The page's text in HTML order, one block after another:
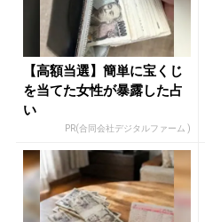
【高額当選】簡単に宝くじ
を当てた女性が暴露した占
い
PR(合同会社デジタルファーム )